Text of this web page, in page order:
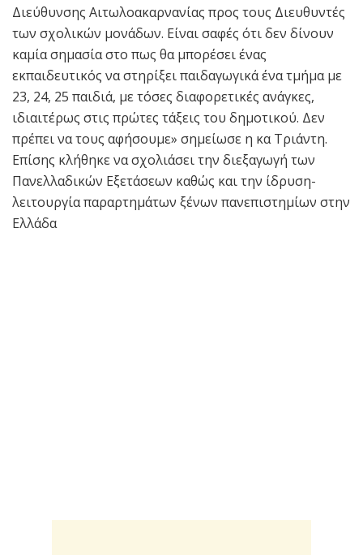
Διεύθυνσης Αιτωλοακαρνανίας προς τους Διευθυντές
των σχολικών μονάδων. Είναι σαφές ότι δεν δίνουν
καμία σημασία στο πως θα μπορέσει ένας
εκπαιδευτικός να στηρίξει παιδαγωγικά ένα τμήμα με
23, 24, 25 παιδιά, με τόσες διαφορετικές ανάγκες,
ιδιαιτέρως στις πρώτες τάξεις του δημοτικού. Δεν
πρέπει να τους αφήσουμε» σημείωσε η κα Τριάντη.
Επίσης κλήθηκε να σχολιάσει την διεξαγωγή των
Πανελλαδικών Εξετάσεων καθώς και την ίδρυση-
λειτουργία παραρτημάτων ξένων πανεπιστημίων στην
Ελλάδα